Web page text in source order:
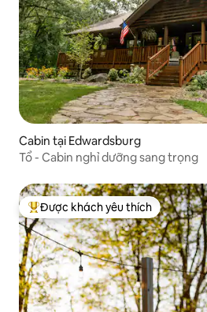
Cabin tại Edwardsburg
Tổ - Cabin nghỉ dưỡng sang trọng
Được khách yêu thích nhất
Được khách yêu thích